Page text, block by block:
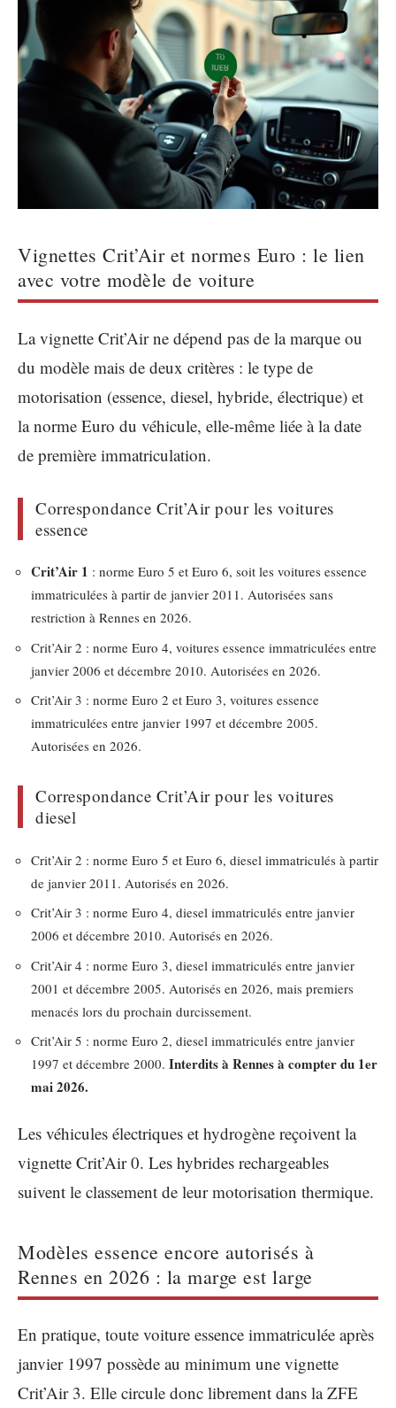
Vignettes Crit’Air et normes Euro : le lien
avec votre modèle de voiture
La vignette Crit’Air ne dépend pas de la marque ou
du modèle mais de deux critères : le type de
motorisation (essence, diesel, hybride, électrique) et
la norme Euro du véhicule, elle-même liée à la date
de première immatriculation.
Correspondance Crit’Air pour les voitures
essence
Crit’Air 1 : norme Euro 5 et Euro 6, soit les voitures essence
immatriculées à partir de janvier 2011. Autorisées sans
restriction à Rennes en 2026.
Crit’Air 2 : norme Euro 4, voitures essence immatriculées entre
janvier 2006 et décembre 2010. Autorisées en 2026.
Crit’Air 3 : norme Euro 2 et Euro 3, voitures essence
immatriculées entre janvier 1997 et décembre 2005.
Autorisées en 2026.
Correspondance Crit’Air pour les voitures
diesel
Crit’Air 2 : norme Euro 5 et Euro 6, diesel immatriculés à partir
de janvier 2011. Autorisés en 2026.
Crit’Air 3 : norme Euro 4, diesel immatriculés entre janvier
2006 et décembre 2010. Autorisés en 2026.
Crit’Air 4 : norme Euro 3, diesel immatriculés entre janvier
2001 et décembre 2005. Autorisés en 2026, mais premiers
menacés lors du prochain durcissement.
Crit’Air 5 : norme Euro 2, diesel immatriculés entre janvier
1997 et décembre 2000. Interdits à Rennes à compter du 1er
mai 2026.
Les véhicules électriques et hydrogène reçoivent la
vignette Crit’Air 0. Les hybrides rechargeables
suivent le classement de leur motorisation thermique.
Modèles essence encore autorisés à
Rennes en 2026 : la marge est large
En pratique, toute voiture essence immatriculée après
janvier 1997 possède au minimum une vignette
Crit’Air 3. Elle circule donc librement dans la ZFE